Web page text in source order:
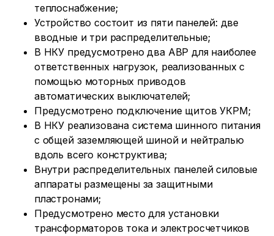
теплоснабжение;
Устройство состоит из пяти панелей: две
вводные и три распределительные;
В НКУ предусмотрено два АВР для наиболее
ответственных нагрузок, реализованных с
помощью моторных приводов
автоматических выключателей;
Предусмотрено подключение щитов УКРМ;
В НКУ реализована система шинного питания
с общей заземляющей шиной и нейтралью
вдоль всего конструктива;
Внутри распределительных панелей силовые
аппараты размещены за защитными
пластронами;
Предусмотрено место для установки
трансформаторов тока и электросчетчиков